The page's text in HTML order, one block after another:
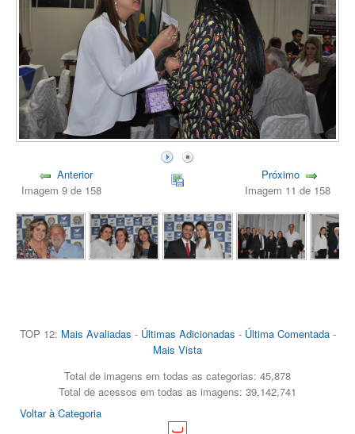
Anterior
Imagem 9 de 158
Próximo
Imagem 11 de 158
TOP 12: Mais Avaliadas - Últimas Adicionadas - Última Comentada-
Mais Vista
Total de imagens em todas as categorias: 45,878
Total de acessos em todas as imagens: 39,142,741
Voltar à Categoria